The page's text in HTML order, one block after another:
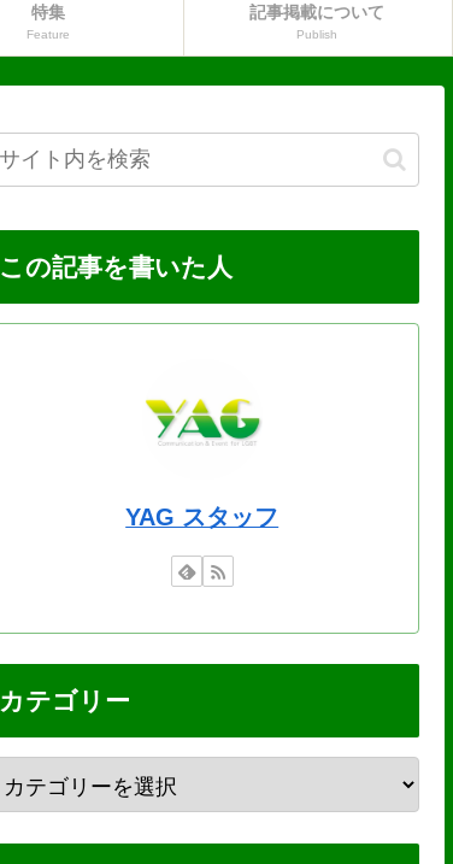
特集
Feature
記事掲載について
Publish
この記事を書いた人
YAG スタッフ
カテゴリー